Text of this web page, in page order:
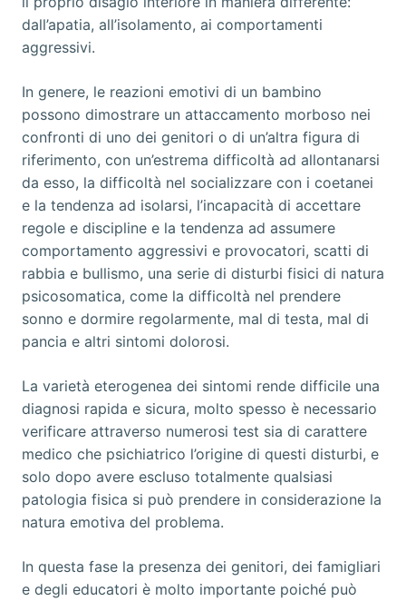
dall’apatia, all’isolamento, ai comportamenti
aggressivi.
In genere, le reazioni emotivi di un bambino
possono dimostrare un attaccamento morboso nei
confronti di uno dei genitori o di un’altra figura di
riferimento, con un’estrema difficoltà ad allontanarsi
da esso, la difficoltà nel socializzare con i coetanei
e la tendenza ad isolarsi, l’incapacità di accettare
regole e discipline e la tendenza ad assumere
comportamento aggressivi e provocatori, scatti di
rabbia e bullismo, una serie di disturbi fisici di natura
psicosomatica, come la difficoltà nel prendere
sonno e dormire regolarmente, mal di testa, mal di
pancia e altri sintomi dolorosi.
La varietà eterogenea dei sintomi rende difficile una
diagnosi rapida e sicura, molto spesso è necessario
verificare attraverso numerosi test sia di carattere
medico che psichiatrico l’origine di questi disturbi, e
solo dopo avere escluso totalmente qualsiasi
patologia fisica si può prendere in considerazione la
natura emotiva del problema.
In questa fase la presenza dei genitori, dei famigliari
e degli educatori è molto importante poiché può